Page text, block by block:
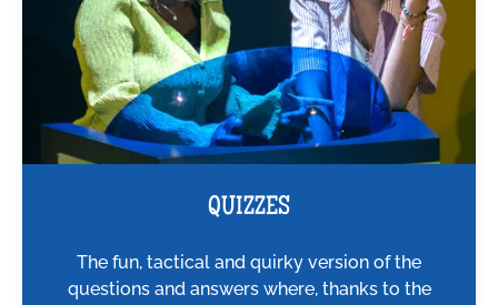
QUIZZES
The fun, tactical and quirky version of the
questions and answers where, thanks to the